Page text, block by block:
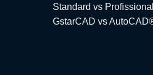
Standard vs Profissional
GstarCAD vs